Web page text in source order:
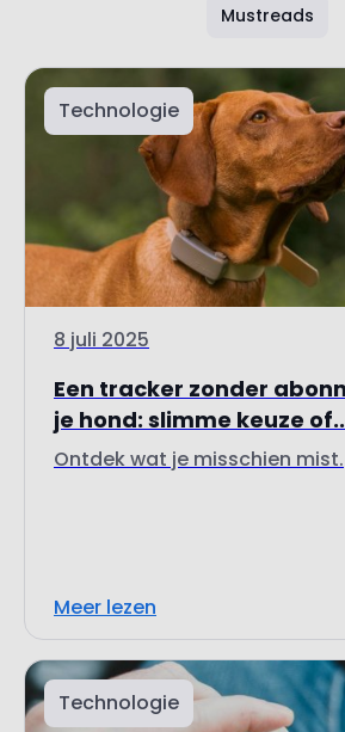
8 juli 2025
je hond: slimme keuze of...
Ontdek wat je misschien mist.
Technologie